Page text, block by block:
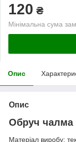
120 ₴
Мінімальна сума
Опис
Опис
Обруч чалма
Матеріал виробу: